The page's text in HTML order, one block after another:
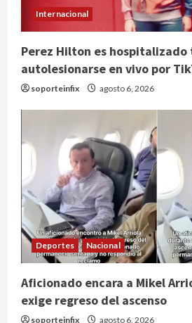
Internacional
Perez Hilton es hospitalizado
autolesionarse en vivo por
soporteinfix agosto 6, 2026
Deportes Nacional
Aficionado encara a Mikel
exige regreso del ascenso
soporteinfix agosto 6, 2026
2
Publican
vida social a la
agosto 6, 2026
Bacterias en el
condicionan el